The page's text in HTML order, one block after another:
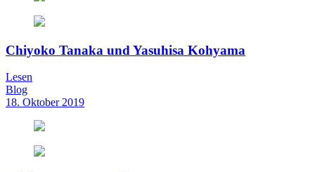
Chiyoko Tanaka und Yasuhisa Kohyama
Lesen
Blog
18. Oktober 2019